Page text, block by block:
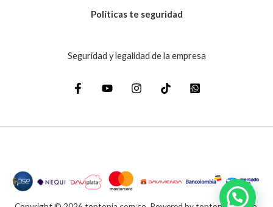
Políticas te seguridad
Seguridad y legalidad de la empresa